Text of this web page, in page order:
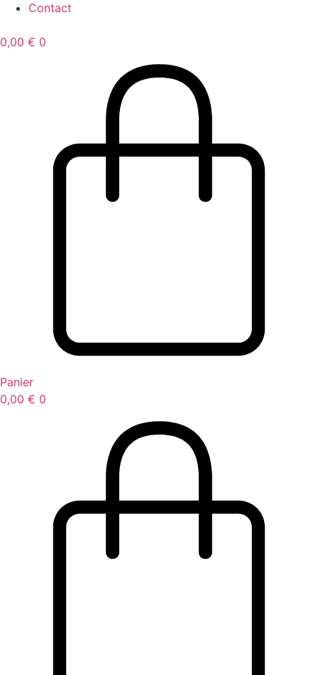
Contact
0,00 € 0
Panier
0,00 € 0